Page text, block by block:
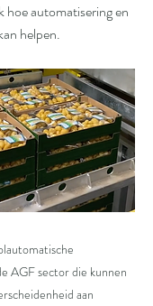
automatisering en
helpen.
AGF sector die kunnen
aan